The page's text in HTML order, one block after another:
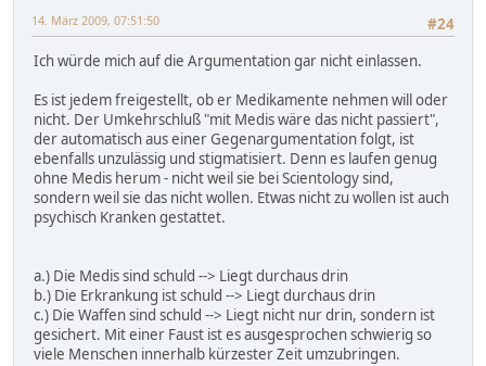
#24
14. März 2009, 07:51:50
Ich würde mich auf die Argumentation gar nicht einlassen.
Es ist jedem freigestellt, ob er Medikamente nehmen will oder
nicht. Der Umkehrschluß "mit Medis wäre das nicht passiert",
der automatisch aus einer Gegenargumentation folgt, ist
ebenfalls unzulässig und stigmatisiert. Denn es laufen genug
ohne Medis herum - nicht weil sie bei Scientology sind,
sondern weil sie das nicht wollen. Etwas nicht zu wollen ist auch
psychisch Kranken gestattet.
a.) Die Medis sind schuld --> Liegt durchaus drin
b.) Die Erkrankung ist schuld --> Liegt durchaus drin
c.) Die Waffen sind schuld --> Liegt nicht nur drin, sondern ist
gesichert. Mit einer Faust ist es ausgesprochen schwierig so
viele Menschen innerhalb kürzester Zeit umzubringen.